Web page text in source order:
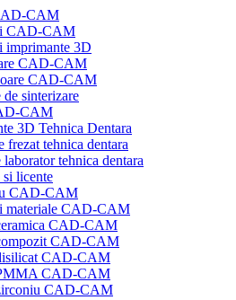
CAM
CAD-CAM
imprimante 3D
CAD-CAM
CAD-CAM
de sinterizare
CAM
3D Tehnica Dentara
frezat tehnica dentara
laborator tehnica dentara
si licente
CAD-CAM
materiale CAD-CAM
CAD-CAM
CAD-CAM
CAD-CAM
CAD-CAM
CAD-CAM